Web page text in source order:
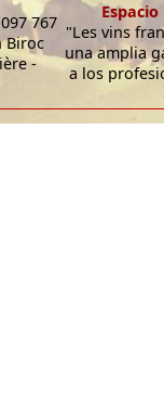
767
Biroc
-
"Les vins
una amplia
a los